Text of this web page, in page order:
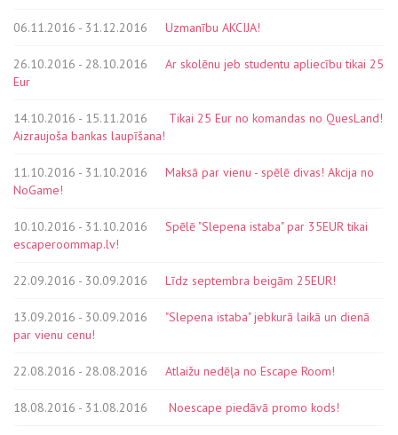
06.11.2016 - 31.12.2016 Uzmanību AKCIJA!
26.10.2016 - 28.10.2016
Ar skolēnu jeb studentu apliecību tikai 25
Eur
14.10.2016 - 15.11.2016
Tikai 25 Eur no komandas no QuesLand!
Aizraujoša bankas laupīšana!
11.10.2016 - 31.10.2016
Maksā par vienu - spēlē divas! Akcija no
NoGame!
10.10.2016 - 31.10.2016
Spēlē "Slepena istaba" par 35EUR tikai
escaperoommap.lv!
22.09.2016 - 30.09.2016 Līdz septembra beigām 25EUR!
13.09.2016 - 30.09.2016
"Slepena istaba" jebkurā laikā un dienā
par vienu cenu!
22.08.2016 - 28.08.2016 Atlaižu nedēļa no Escape Room!
18.08.2016 - 31.08.2016 Noescape piedāvā promo kods!